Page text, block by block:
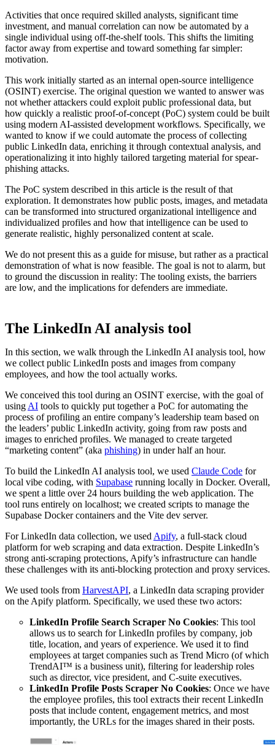
Activities that once required skilled analysts, significant time
investment, and manual correlation can now be automated by a
single individual using off-the-shelf tools. This shifts the limiting
factor away from expertise and toward something far simpler:
motivation.
This work initially started as an internal open-source intelligence
(OSINT) exercise. The original question we wanted to answer was
not whether attackers could exploit public professional data, but
how quickly a realistic proof-of-concept (PoC) system could be built
using modern AI-assisted development workflows. Specifically, we
wanted to know if we could automate the process of collecting
public LinkedIn data, enriching it through contextual analysis, and
operationalizing it into highly tailored targeting material for spear-
phishing attacks.
The PoC system described in this article is the result of that
exploration. It demonstrates how public posts, images, and metadata
can be transformed into structured organizational intelligence and
individualized profiles and how that intelligence can be used to
generate realistic, highly personalized content at scale.
We do not present this as a guide for misuse, but rather as a practical
demonstration of what is now feasible. The goal is not to alarm, but
to ground the discussion in reality: The tooling exists, the barriers
are low, and the implications for defenders are immediate.
The LinkedIn AI analysis tool
In this section, we walk through the LinkedIn AI analysis tool, how
we collect public LinkedIn posts and images from company
employees, and how the tool actually works.
We conceived this tool during an OSINT exercise, with the goal of
using AI tools to quickly put together a PoC for automating the
process of profiling an entire company’s leadership team based on
the leaders’ public LinkedIn activity, going from raw posts and
images to enriched profiles. We managed to create targeted
“marketing content” (aka phishing) in under half an hour.
To build the LinkedIn AI analysis tool, we used Claude Code for
local vibe coding, with Supabase running locally in Docker. Overall,
we spent a little over 24 hours building the web application. The
tool runs entirely on localhost; we created scripts to manage the
Supabase Docker containers and the Vite dev server.
For LinkedIn data collection, we used Apify, a full-stack cloud
platform for web scraping and data extraction. Despite LinkedIn’s
strong anti-scraping protections, Apify’s infrastructure can handle
these challenges with its anti-blocking protection and proxy services.
We used tools from HarvestAPI, a LinkedIn data scraping provider
on the Apify platform. Specifically, we used these two actors:
LinkedIn Profile Search Scraper No Cookies: This tool
allows us to search for LinkedIn profiles by company, job
title, location, and years of experience. We used it to find
employees at target companies such as Trend Micro (of which
TrendAI™ is a business unit), filtering for leadership roles
such as director, vice president, and C-suite executives.
LinkedIn Profile Posts Scraper No Cookies: Once we have
the employee profiles, this tool extracts their recent LinkedIn
posts that include content, engagement metrics, and most
importantly, the URLs for the images shared in their posts.